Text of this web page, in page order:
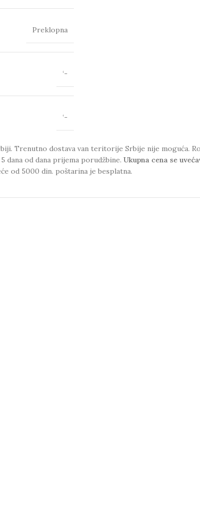
Preklopna
‘-
‘-
Trenutno dostava van teritorije Srbije nije moguća.
od dana prijema porudžbine. Ukupna cena se
od 5000 din. poštarina je besplatna.